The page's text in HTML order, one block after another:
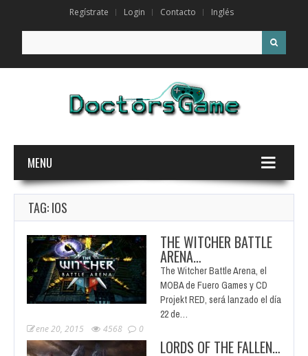
Regístrate Login Contacto Inglés
MENU
TAG: IOS
THE WITCHER BATTLE
ARENA…
The Witcher Battle Arena, el
MOBA de Fuero Games y CD
Projekt RED, será lanzado el día
22 de…
ene 20, 2015 4568 0
LORDS OF THE FALLEN…